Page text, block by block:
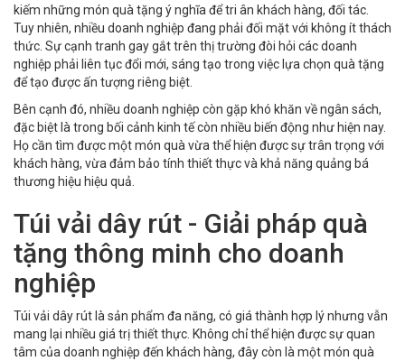
kiếm những món quà tặng ý nghĩa để tri ân khách hàng, đối tác.
Tuy nhiên, nhiều doanh nghiệp đang phải đối mặt với không ít thách
thức. Sự cạnh tranh gay gắt trên thị trường đòi hỏi các doanh
nghiệp phải liên tục đổi mới, sáng tạo trong việc lựa chọn quà tặng
để tạo được ấn tượng riêng biệt.
Bên cạnh đó, nhiều doanh nghiệp còn gặp khó khăn về ngân sách,
đặc biệt là trong bối cảnh kinh tế còn nhiều biến động như hiện nay.
Họ cần tìm được một món quà vừa thể hiện được sự trân trọng với
khách hàng, vừa đảm bảo tính thiết thực và khả năng quảng bá
thương hiệu hiệu quả.
Túi vải dây rút - Giải pháp quà
tặng thông minh cho doanh
nghiệp
Túi vải dây rút là sản phẩm đa năng, có giá thành hợp lý nhưng vẫn
mang lại nhiều giá trị thiết thực. Không chỉ thể hiện được sự quan
tâm của doanh nghiệp đến khách hàng, đây còn là một món quà